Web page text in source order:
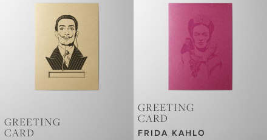
GREETING
CARD
GREETING
CARD
FRIDA KAHLO